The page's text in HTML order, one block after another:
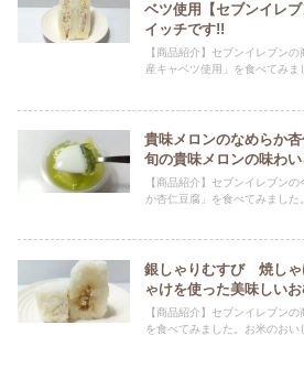
ベツ使用【セブンイレ
イッチです!!
【商品紹介】セブンイレブン
産キャベツ使用」を食べてみま
貴味メロンのなめらか
旬の貴味メロンの味わ
【商品紹介】セブンイレブン
か杏仁豆腐」を食べてみました
銀しゃりむすび 焼しゃ
ゃけを使った美味しい
【商品紹介】セブンイレブン
を食べてみました。お米のおい